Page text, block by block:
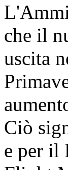
che il
uscita
Ciò
e per il